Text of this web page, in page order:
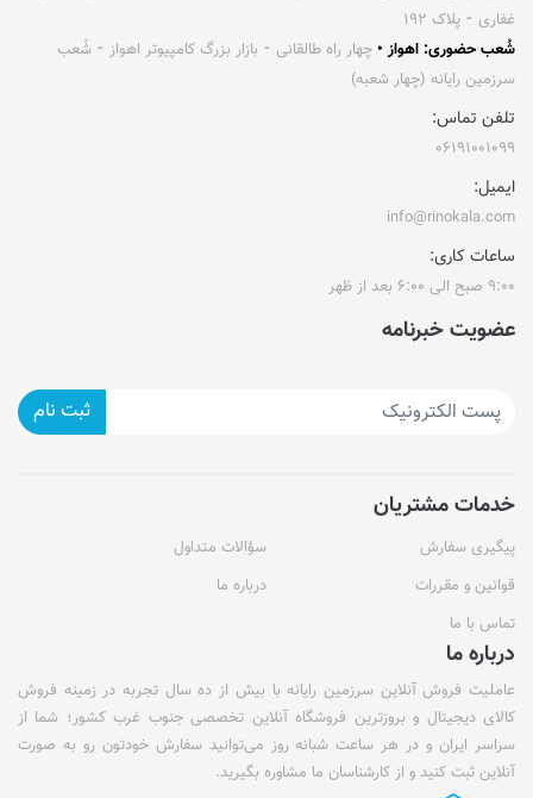
غفاری ⁃ پلاک ۱۹۲
شُعب حضوری: اهواز • چهار راه طالقانی ⁃ بازار بزرگ کامپیوتر اهواز ⁃ شُعب
سرزمین رایانه (چهار شعبه)
تلفن تماس:
۰۶۱۹۱۰۰۱۰۹۹
ایمیل:
info@rinokala.com
ساعات کاری:
۹:۰۰ صبح الی ۶:۰۰ بعد از ظهر
عضویت خبرنامه
ثبت نام
خدمات مشتریان
پیگیری سفارش
سؤالات متداول
قوانین و مقررات
درباره ما
تماس با ما
درباره ما
عاملیت فروش آنلاین سرزمین رایانه با بیش از ده سال تجربه در زمینه فروش
کالای دیجیتال و بروزترین فروشگاه آنلاین تخصصی جنوب غرب کشور؛ شما از
سراسر ایران و در هر ساعت شبانه روز می‌توانید سفارش خودتون رو به صورت
آنلاین ثبت کنید و از کارشناسان ما مشاوره بگیرید.